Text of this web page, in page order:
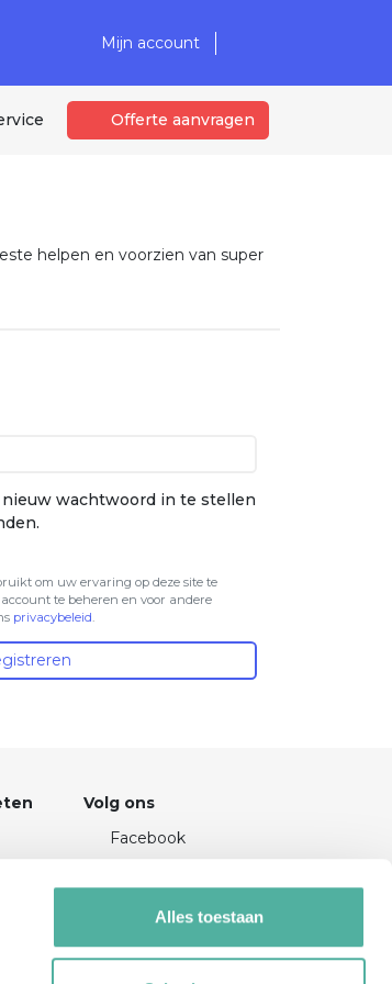
Alles toestaan
Mijn account
Offerte aanvragen
helpen en voorzien van super
wachtwoord in te stellen
om uw ervaring op deze site te
te beheren en voor andere
privacybeleid
Volg ons
Facebook